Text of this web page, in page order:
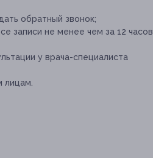
обратный звонок;
записи не менее чем за 12 часов.
у врача-специалиста
лицам.